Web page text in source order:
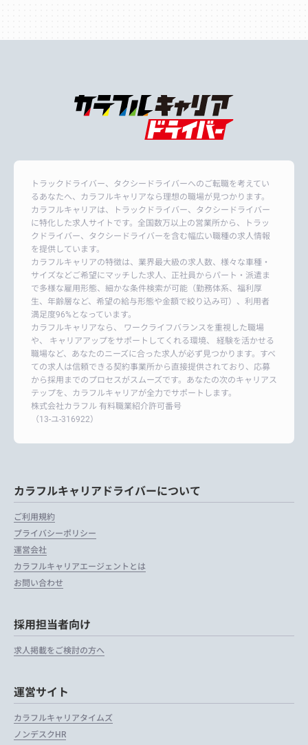
トラックドライバー、タクシードライバーへのご転職を考えてい
るあなたへ、カラフルキャリアなら理想の職場が見つかります。
カラフルキャリアは、トラックドライバー、タクシードライバー
に特化した求人サイトです。全国数万以上の営業所から、トラッ
クドライバー、タクシードライバーを含む幅広い職種の求人情報
を提供しています。
カラフルキャリアの特徴は、業界最大級の求人数、様々な車種・
サイズなどご希望にマッチした求人、正社員からパート・派遣ま
で多様な雇用形態、細かな条件検索が可能（勤務体系、福利厚
生、年齢層など、希望の給与形態や金額で絞り込み可）、利用者
満足度96%となっています。
カラフルキャリアなら、 ワークライフバランスを重視した職場
や、 キャリアアップをサポートしてくれる環境、 経験を活かせる
職場など、あなたのニーズに合った求人が必ず見つかります。すべ
ての求人は信頼できる契約事業所から直接提供されており、応募
から採用までのプロセスがスムーズです。あなたの次のキャリアス
テップを、カラフルキャリアが全力でサポートします。
株式会社カラフル 有料職業紹介許可番号
（13-ユ-316922）
カラフルキャリアドライバーについて
ご利用規約
プライバシーポリシー
運営会社
カラフルキャリアエージェントとは
お問い合わせ
採用担当者向け
求人掲載をご検討の方へ
運営サイト
カラフルキャリアタイムズ
ノンデスクHR